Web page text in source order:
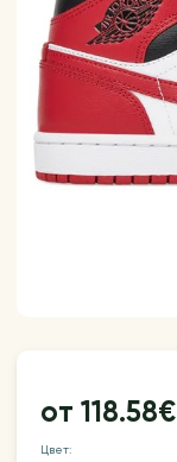
от118.58€
Цвет: